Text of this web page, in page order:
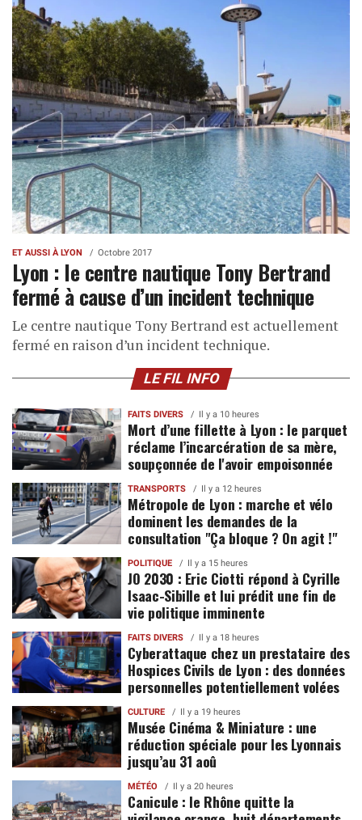
ET AUSSI À LYON Octobre 2017
Lyon : le centre nautique Tony Bertrand
fermé à cause d’un incident technique
Le centre nautique Tony Bertrand est actuellement
fermé en raison d’un incident technique.
LE FIL INFO
FAITS DIVERS Il y a 10 heures
Mort d’une fillette à Lyon : le parquet
réclame l’incarcération de sa mère,
soupçonnée de l'avoir empoisonnée
TRANSPORTS Il y a 12 heures
Métropole de Lyon : marche et vélo
dominent les demandes de la
consultation "Ça bloque ? On agit !"
POLITIQUE Il y a 15 heures
JO 2030 : Eric Ciotti répond à Cyrille
Isaac-Sibille et lui prédit une fin de
vie politique imminente
FAITS DIVERS Il y a 18 heures
Cyberattaque chez un prestataire des
Hospices Civils de Lyon : des données
personnelles potentiellement volées
CULTURE Il y a 19 heures
Musée Cinéma & Miniature : une
réduction spéciale pour les Lyonnais
jusqu’au 31 aoû
MÉTÉO Il y a 20 heures
Canicule : le Rhône quitte la